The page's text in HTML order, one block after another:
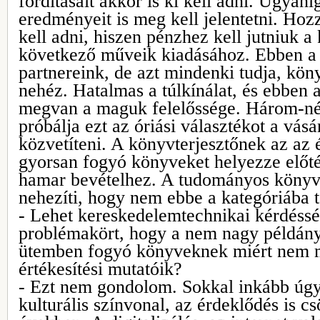
eredményeit is meg kell jelentetni.
kell adni, hiszen pénzhez kell jutniuk a
következő műveik kiadásához. Ebben
partnereink, de azt mindenki tudja,
nehéz. Hatalmas a túlkínálat, és ebben
megvan a maguk felelőssége. Három-
próbálja ezt az óriási választékot a
közvetíteni. A könyvterjesztőnek az az
gyorsan fogyó könyveket helyezze
hamar bevételhez. A tudományos
nehezíti, hogy nem ebbe a kategóriába
- Lehet kereskedelemtechnikai
problémakört, hogy a nem nagy
ütemben fogyó könyveknek miért nem
értékesítési mutatóik?
- Ezt nem gondolom. Sokkal inkább
kulturális színvonal, az érdeklődés is